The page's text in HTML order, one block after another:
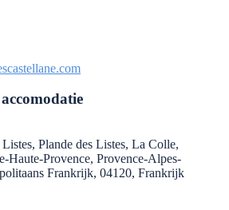
Plande des Listes, La Colle,
Haute-Provence, Provence-Alpes-
Frankrijk, 04120, Frankrijk